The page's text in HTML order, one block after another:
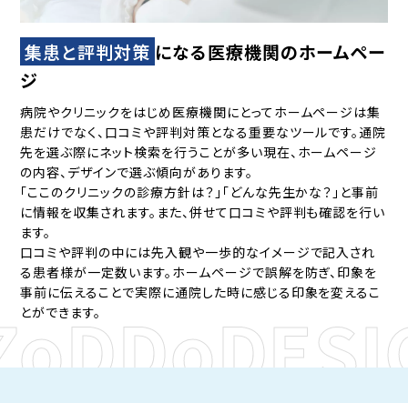
集患と評判対策 になる医療機関のホームペー
ジ
病院やクリニックをはじめ医療機関にとってホームページは集
患だけでなく、口コミや評判対策となる重要なツールです。通院
先を選ぶ際にネット検索を行うことが多い現在、ホームページ
の内容、デザインで選ぶ傾向があります。
「ここのクリニックの診療方針は？」「どんな先生かな？」と事前
に情報を収集されます。また、併せて口コミや評判も確認を行い
ます。
口コミや評判の中には先入観や一歩的なイメージで記入され
る患者様が一定数います。ホームページで誤解を防ぎ、印象を
事前に伝えることで実際に通院した時に感じる印象を変えるこ
とができます。